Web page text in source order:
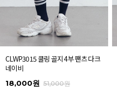
CLWP3015 쿨링 골지 4부 팬츠 다크
네이비
18,000원 51,000원